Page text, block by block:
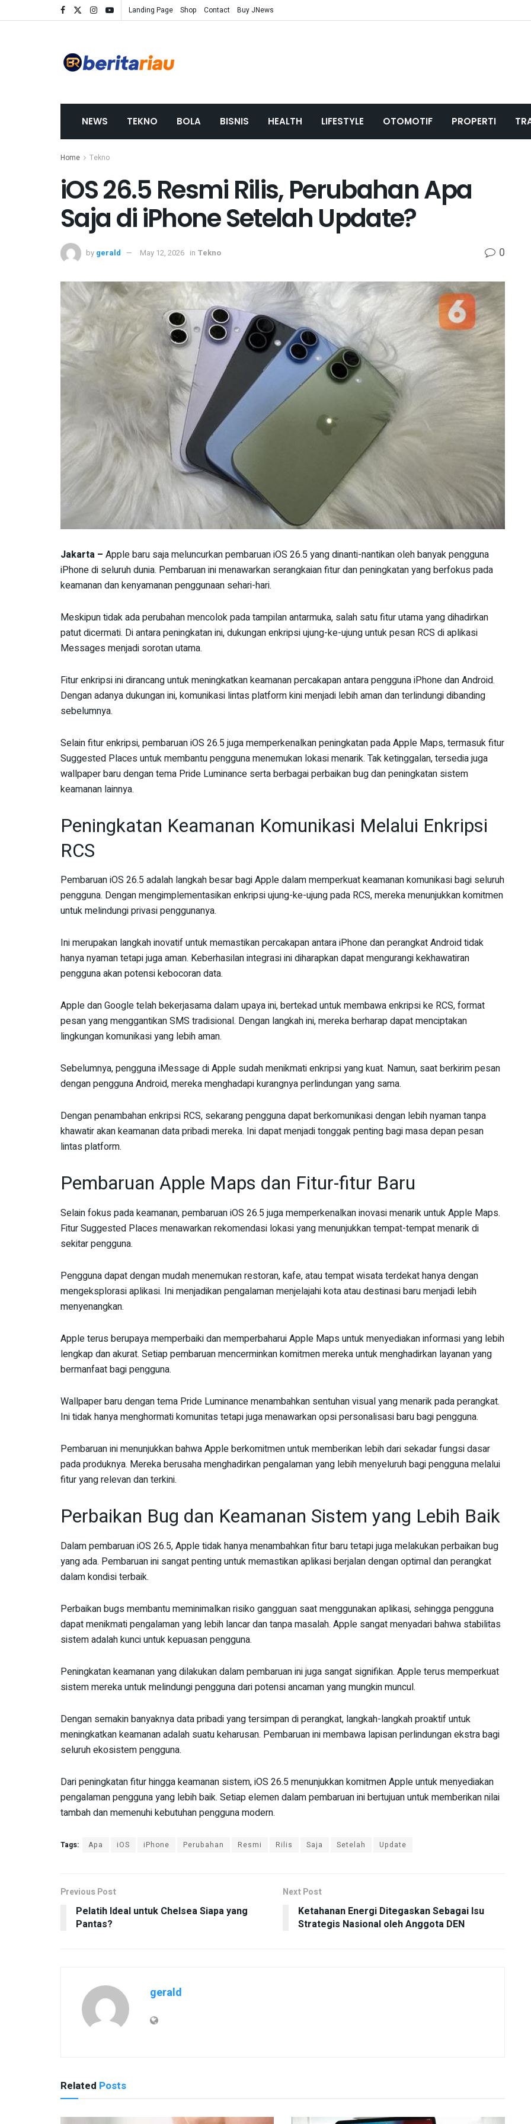
Landing Page Shop Contact Buy JNews
NEWS TEKNO BOLA BISNIS HEALTH LIFESTYLE OTOMOTIF PROPERTI
Home Tekno
iOS 26.5 Resmi Rilis, Perubahan Apa
Saja di iPhone Setelah Update?
by gerald May 12, 2026 in Tekno 0
Jakarta – Apple baru saja meluncurkan pembaruan iOS 26.5 yang dinanti-nantikan oleh banyak pengguna
iPhone di seluruh dunia. Pembaruan ini menawarkan serangkaian fitur dan peningkatan yang berfokus pada
keamanan dan kenyamanan penggunaan sehari-hari.
Meskipun tidak ada perubahan mencolok pada tampilan antarmuka, salah satu fitur utama yang dihadirkan
patut dicermati. Di antara peningkatan ini, dukungan enkripsi ujung-ke-ujung untuk pesan RCS di aplikasi
Messages menjadi sorotan utama.
Fitur enkripsi ini dirancang untuk meningkatkan keamanan percakapan antara pengguna iPhone dan Android.
Dengan adanya dukungan ini, komunikasi lintas platform kini menjadi lebih aman dan terlindungi dibanding
sebelumnya.
Selain fitur enkripsi, pembaruan iOS 26.5 juga memperkenalkan peningkatan pada Apple Maps, termasuk fitur
Suggested Places untuk membantu pengguna menemukan lokasi menarik. Tak ketinggalan, tersedia juga
wallpaper baru dengan tema Pride Luminance serta berbagai perbaikan bug dan peningkatan sistem
keamanan lainnya.
Peningkatan Keamanan Komunikasi Melalui Enkripsi
RCS
Pembaruan iOS 26.5 adalah langkah besar bagi Apple dalam memperkuat keamanan komunikasi bagi seluruh
pengguna. Dengan mengimplementasikan enkripsi ujung-ke-ujung pada RCS, mereka menunjukkan komitmen
untuk melindungi privasi penggunanya.
Ini merupakan langkah inovatif untuk memastikan percakapan antara iPhone dan perangkat Android tidak
hanya nyaman tetapi juga aman. Keberhasilan integrasi ini diharapkan dapat mengurangi kekhawatiran
pengguna akan potensi kebocoran data.
Apple dan Google telah bekerjasama dalam upaya ini, bertekad untuk membawa enkripsi ke RCS, format
pesan yang menggantikan SMS tradisional. Dengan langkah ini, mereka berharap dapat menciptakan
lingkungan komunikasi yang lebih aman.
Sebelumnya, pengguna iMessage di Apple sudah menikmati enkripsi yang kuat. Namun, saat berkirim pesan
dengan pengguna Android, mereka menghadapi kurangnya perlindungan yang sama.
Dengan penambahan enkripsi RCS, sekarang pengguna dapat berkomunikasi dengan lebih nyaman tanpa
khawatir akan keamanan data pribadi mereka. Ini dapat menjadi tonggak penting bagi masa depan pesan
lintas platform.
Pembaruan Apple Maps dan Fitur-fitur Baru
Selain fokus pada keamanan, pembaruan iOS 26.5 juga memperkenalkan inovasi menarik untuk Apple Maps.
Fitur Suggested Places menawarkan rekomendasi lokasi yang menunjukkan tempat-tempat menarik di
sekitar pengguna.
Pengguna dapat dengan mudah menemukan restoran, kafe, atau tempat wisata terdekat hanya dengan
mengeksplorasi aplikasi. Ini menjadikan pengalaman menjelajahi kota atau destinasi baru menjadi lebih
menyenangkan.
Apple terus berupaya memperbaiki dan memperbaharui Apple Maps untuk menyediakan informasi yang lebih
lengkap dan akurat. Setiap pembaruan mencerminkan komitmen mereka untuk menghadirkan layanan yang
bermanfaat bagi pengguna.
Wallpaper baru dengan tema Pride Luminance menambahkan sentuhan visual yang menarik pada perangkat.
Ini tidak hanya menghormati komunitas tetapi juga menawarkan opsi personalisasi baru bagi pengguna.
Pembaruan ini menunjukkan bahwa Apple berkomitmen untuk memberikan lebih dari sekadar fungsi dasar
pada produknya. Mereka berusaha menghadirkan pengalaman yang lebih menyeluruh bagi pengguna melalui
fitur yang relevan dan terkini.
Perbaikan Bug dan Keamanan Sistem yang Lebih Baik
Dalam pembaruan iOS 26.5, Apple tidak hanya menambahkan fitur baru tetapi juga melakukan perbaikan bug
yang ada. Pembaruan ini sangat penting untuk memastikan aplikasi berjalan dengan optimal dan perangkat
dalam kondisi terbaik.
Perbaikan bugs membantu meminimalkan risiko gangguan saat menggunakan aplikasi, sehingga pengguna
dapat menikmati pengalaman yang lebih lancar dan tanpa masalah. Apple sangat menyadari bahwa stabilitas
sistem adalah kunci untuk kepuasan pengguna.
Peningkatan keamanan yang dilakukan dalam pembaruan ini juga sangat signifikan. Apple terus memperkuat
sistem mereka untuk melindungi pengguna dari potensi ancaman yang mungkin muncul.
Dengan semakin banyaknya data pribadi yang tersimpan di perangkat, langkah-langkah proaktif untuk
meningkatkan keamanan adalah suatu keharusan. Pembaruan ini membawa lapisan perlindungan ekstra bagi
seluruh ekosistem pengguna.
Dari peningkatan fitur hingga keamanan sistem, iOS 26.5 menunjukkan komitmen Apple untuk menyediakan
pengalaman pengguna yang lebih baik. Setiap elemen dalam pembaruan ini bertujuan untuk memberikan nilai
tambah dan memenuhi kebutuhan pengguna modern.
Tags: Apa iOS iPhone Perubahan Resmi Rilis Saja Setelah Update
Previous Post
Pelatih Ideal untuk Chelsea Siapa yang
Pantas?
Next Post
Ketahanan Energi Ditegaskan Sebagai Isu
Strategis Nasional oleh Anggota DEN
gerald
Related Posts